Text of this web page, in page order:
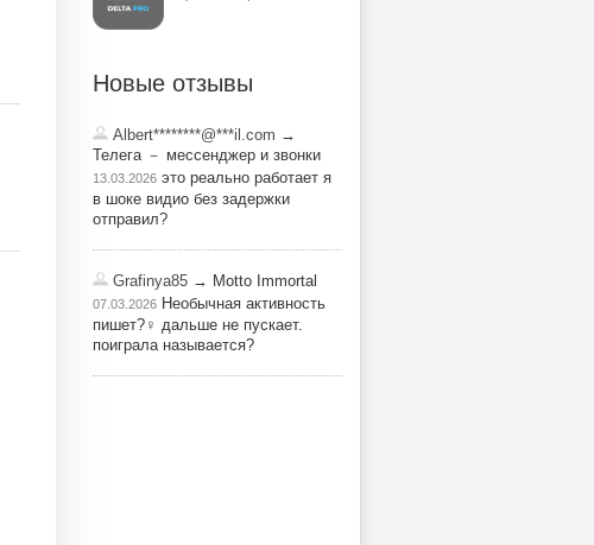
Новые отзывы
Albert********@***il.com →
Телега － мессенджер и звонки
13.03.2026 это реально работает я
в шоке видио без задержки
отправил?
Grafinya85 → Motto Immortal
07.03.2026 Необычная активность
пишет?‍♀️ дальше не пускает.
поиграла называется?